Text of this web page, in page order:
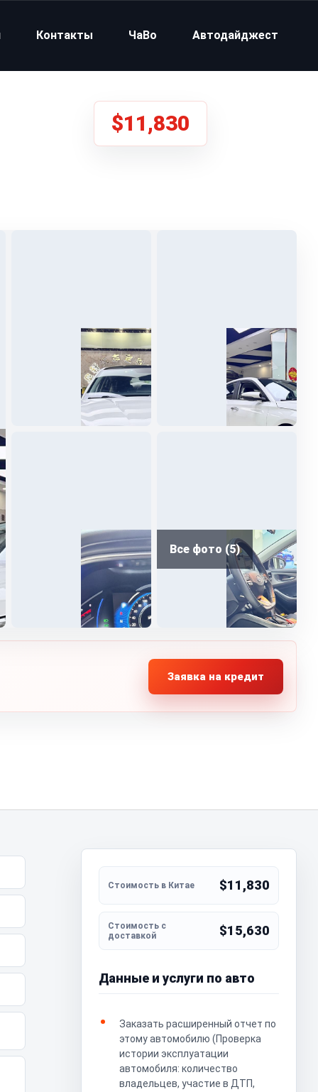
Контакты ЧаВо Автодайджест
$11,830
Все фото (5)
Заявка на кредит
$11,830
$15,630
Данные и услуги по авто
Заказать расширенный отчет по
этому автомобилю (Проверка
истории эксплуатации
автомобиля: количество
владельцев, участие в ДТП,